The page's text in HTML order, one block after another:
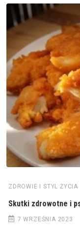
ZDROWIE I STYL ŻYCIA
Skutki zdrowotne i
7 WRZEŚNIA 2023